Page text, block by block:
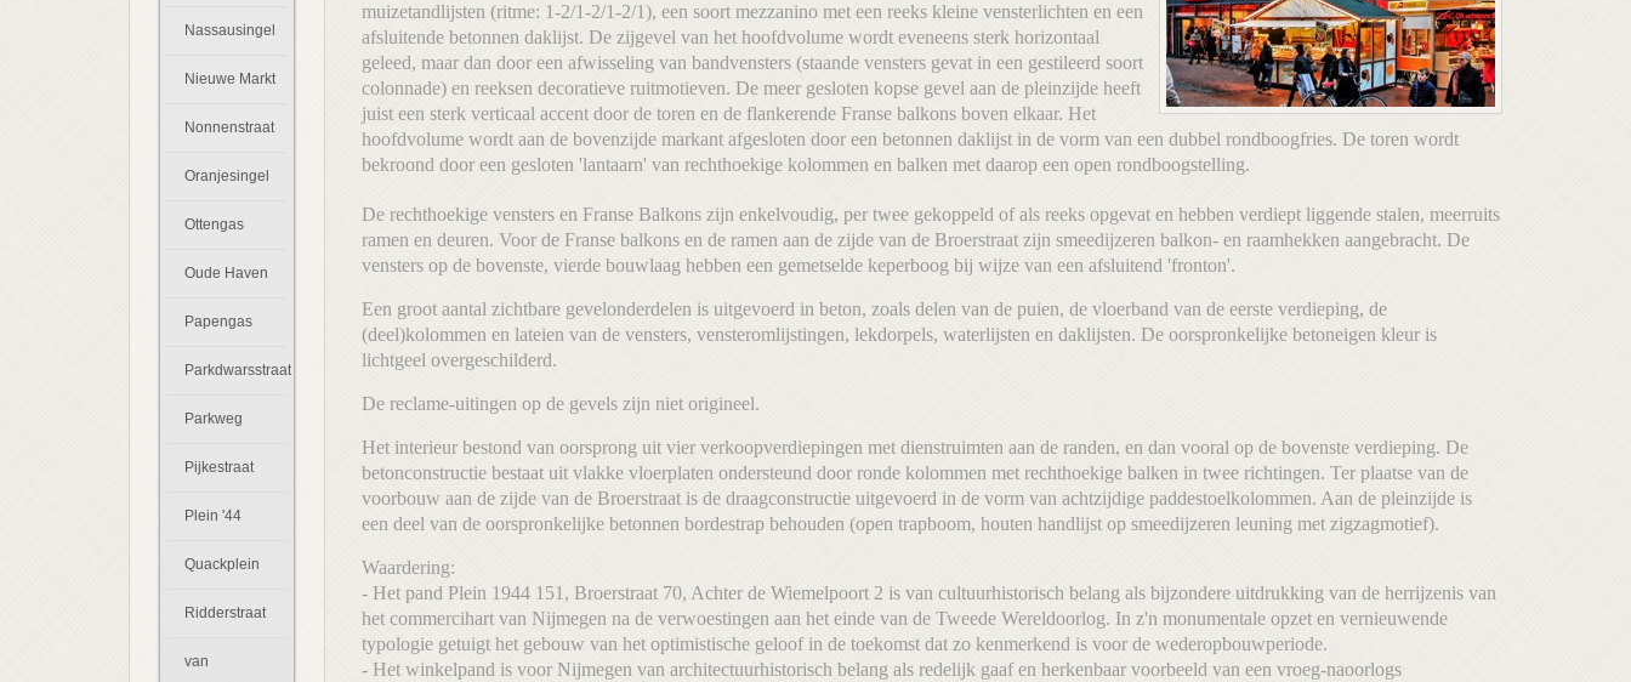
Nassausingel
Nieuwe Markt
Nonnenstraat
Oranjesingel
Ottengas
Oude Haven
Papengas
Parkdwarsstraat
Parkweg
Pijkestraat
Plein '44
Quackplein
Ridderstraat
van
muizetandlijsten (ritme: 1-2/1-2/1-2/1), een soort mezzanino met een reeks kleine vensterlichten en een
afsluitende betonnen daklijst. De zijgevel van het hoofdvolume wordt eveneens sterk horizontaal
geleed, maar dan door een afwisseling van bandvensters (staande vensters gevat in een gestileerd soort
colonnade) en reeksen decoratieve ruitmotieven. De meer gesloten kopse gevel aan de pleinzijde heeft
juist een sterk verticaal accent door de toren en de flankerende Franse balkons boven elkaar. Het
hoofdvolume wordt aan de bovenzijde markant afgesloten door een betonnen daklijst in de vorm van een dubbel rondboogfries. De toren wordt
bekroond door een gesloten 'lantaarn' van rechthoekige kolommen en balken met daarop een open rondboogstelling.
De rechthoekige vensters en Franse Balkons zijn enkelvoudig, per twee gekoppeld of als reeks opgevat en hebben verdiept liggende stalen, meerruits
ramen en deuren. Voor de Franse balkons en de ramen aan de zijde van de Broerstraat zijn smeedijzeren balkon- en raamhekken aangebracht. De
vensters op de bovenste, vierde bouwlaag hebben een gemetselde keperboog bij wijze van een afsluitend 'fronton'.
Een groot aantal zichtbare gevelonderdelen is uitgevoerd in beton, zoals delen van de puien, de vloerband van de eerste verdieping, de
(deel)kolommen en lateien van de vensters, vensteromlijstingen, lekdorpels, waterlijsten en daklijsten. De oorspronkelijke betoneigen kleur is
lichtgeel overgeschilderd.
De reclame-uitingen op de gevels zijn niet origineel.
Het interieur bestond van oorsprong uit vier verkoopverdiepingen met dienstruimten aan de randen, en dan vooral op de bovenste verdieping. De
betonconstructie bestaat uit vlakke vloerplaten ondersteund door ronde kolommen met rechthoekige balken in twee richtingen. Ter plaatse van de
voorbouw aan de zijde van de Broerstraat is de draagconstructie uitgevoerd in de vorm van achtzijdige paddestoelkolommen. Aan de pleinzijde is
een deel van de oorspronkelijke betonnen bordestrap behouden (open trapboom, houten handlijst op smeedijzeren leuning met zigzagmotief).
Waardering:
- Het pand Plein 1944 151, Broerstraat 70, Achter de Wiemelpoort 2 is van cultuurhistorisch belang als bijzondere uitdrukking van de herrijzenis van
het commercihart van Nijmegen na de verwoestingen aan het einde van de Tweede Wereldoorlog. In z'n monumentale opzet en vernieuwende
typologie getuigt het gebouw van het optimistische geloof in de toekomst dat zo kenmerkend is voor de wederopbouwperiode.
- Het winkelpand is voor Nijmegen van architectuurhistorisch belang als redelijk gaaf en herkenbaar voorbeeld van een vroeg-naoorlogs